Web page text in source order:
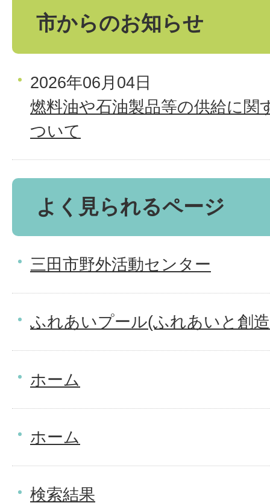
市からのお知らせ
2026年06月04日
燃料油や石油製品等の供給に関
ついて
よく見られるページ
三田市野外活動センター
ふれあいプール(ふれあいと創
ホーム
ホーム
検索結果